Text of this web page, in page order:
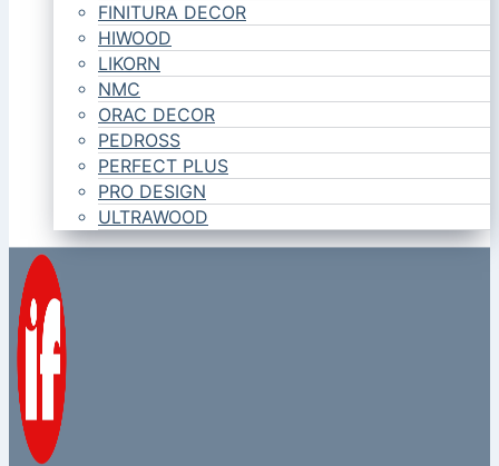
FINITURA DECOR
HIWOOD
LIKORN
NMC
ORAC DECOR
PEDROSS
PERFECT PLUS
PRO DESIGN
ULTRAWOOD